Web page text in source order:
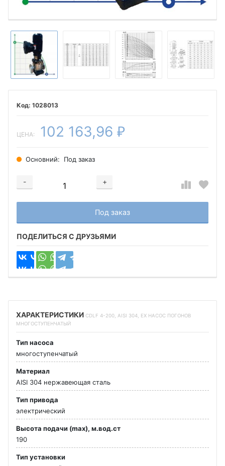
1028013
ЦЕНА: 102 163,96 ₽
Основний: Под заказ
-
+
Добавляется...
Под заказ
Добавлен
ПОДЕЛИТЬСЯ С ДРУЗЬЯМИ
ХАРАКТЕРИСТИКИ CDLF 4-200, AISI 304, EX НАСОС ПОГОНОВ
МНОГОСТУПЕНЧАТЫЙ
Тип насоса
многоступенчатый
Материал
AISI 304 нержавеющая сталь
Тип привода
электрический
Высота подачи (max), м.вод.ст
190
Тип установки